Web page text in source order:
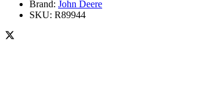
Brand: John Deere
SKU: R89944